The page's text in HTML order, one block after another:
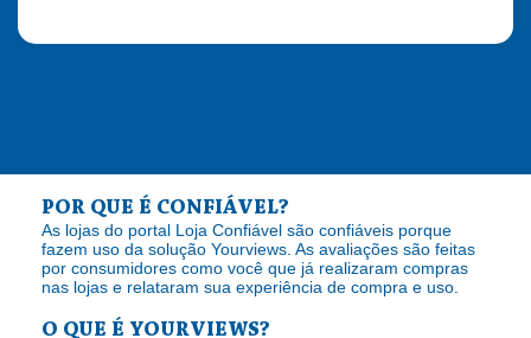
POR QUE É CONFIÁVEL?
As lojas do portal Loja Confiável são confiáveis porque
fazem uso da solução Yourviews. As avaliações são feitas
por consumidores como você que já realizaram compras
nas lojas e relataram sua experiência de compra e uso.
O QUE É YOURVIEWS?